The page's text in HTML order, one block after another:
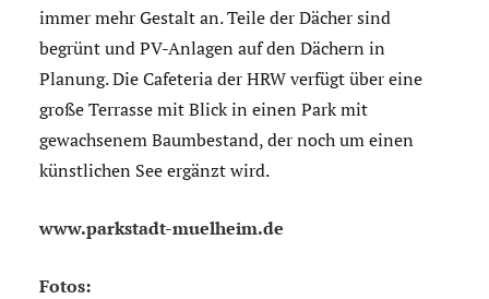
immer mehr Gestalt an. Teile der Dächer sind
begrünt und PV-Anlagen auf den Dächern in
Planung. Die Cafeteria der HRW verfügt über eine
große Terrasse mit Blick in einen Park mit
gewachsenem Baumbestand, der noch um einen
künstlichen See ergänzt wird.
www.parkstadt-muelheim.de
Fotos: